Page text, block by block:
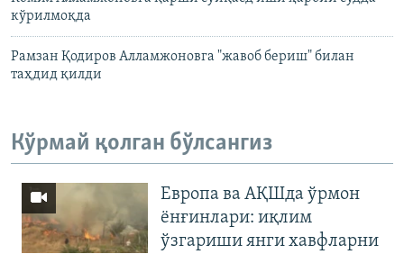
кўрилмоқда
Рамзан Қодиров Алламжоновга "жавоб бериш" билан
таҳдид қилди
Кўрмай қолган бўлсангиз
Европа ва АҚШда ўрмон
ёнғинлари: иқлим
ўзгариши янги хавфларни